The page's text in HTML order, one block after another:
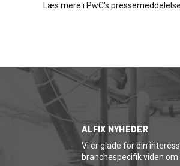
Læs mere i PwC's
ALFIX NYHEDER
Vi er glade for din
branchespecifik viden om